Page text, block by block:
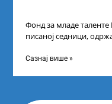
Фонд за младе таленте
писаној седници,
Сазнај више »